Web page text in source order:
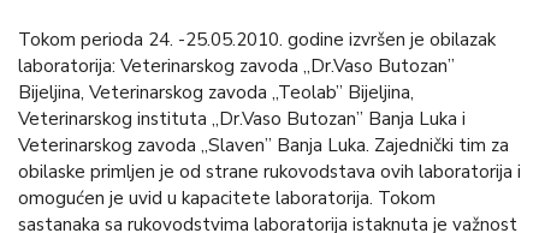
Tokom perioda 24. -25.05.2010. godine izvršen je obilazak
laboratorija: Veterinarskog zavoda „Dr.Vaso Butozan”
Bijeljina, Veterinarskog zavoda „Teolab” Bijeljina,
Veterinarskog instituta „Dr.Vaso Butozan” Banja Luka i
Veterinarskog zavoda „Slaven” Banja Luka. Zajednički tim za
obilaske primljen je od strane rukovodstava ovih laboratorija i
omogućen je uvid u kapacitete laboratorija. Tokom
sastanaka sa rukovodstvima laboratorija istaknuta je važnost